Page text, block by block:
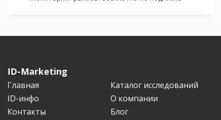
ID-Marketing
Главная
Каталог исследований
ID-инфо
О компании
Контакты
Блог